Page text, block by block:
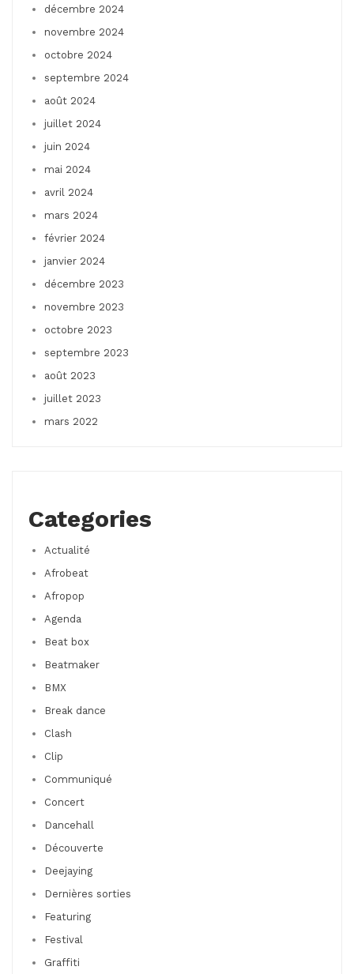
décembre 2024
novembre 2024
octobre 2024
septembre 2024
août 2024
juillet 2024
juin 2024
mai 2024
avril 2024
mars 2024
février 2024
janvier 2024
décembre 2023
novembre 2023
octobre 2023
septembre 2023
août 2023
juillet 2023
mars 2022
Categories
Actualité
Afrobeat
Afropop
Agenda
Beat box
Beatmaker
BMX
Break dance
Clash
Clip
Communiqué
Concert
Dancehall
Découverte
Deejaying
Dernières sorties
Featuring
Festival
Graffiti